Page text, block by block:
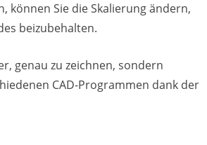
können Sie die Skalierung ändern,
beizubehalten.
genau zu zeichnen, sondern
CAD-Programmen dank der